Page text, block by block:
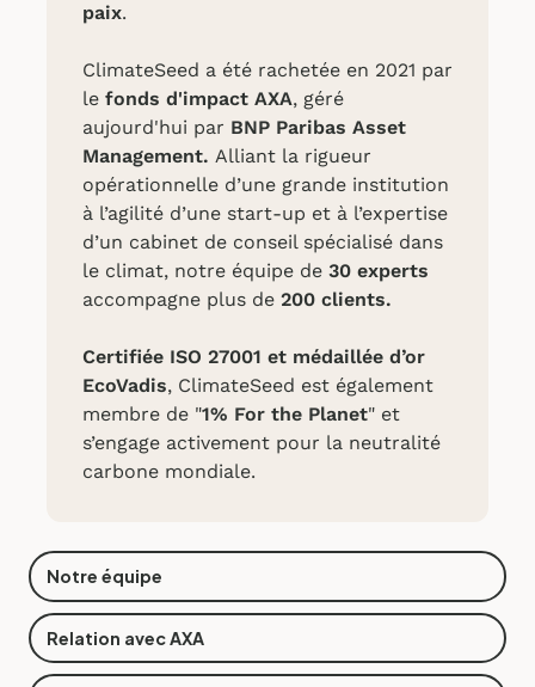
paix.
ClimateSeed a été rachetée en 2021 par
le fonds d'impact AXA, géré
aujourd'hui par BNP Paribas Asset
Management. Alliant la rigueur
opérationnelle d’une grande institution
à l’agilité d’une start-up et à l’expertise
d’un cabinet de conseil spécialisé dans
le climat, notre équipe de 30 experts
accompagne plus de 200 clients.
Certifiée ISO 27001 et médaillée d’or
EcoVadis, ClimateSeed est également
membre de "1% For the Planet" et
s’engage activement pour la neutralité
carbone mondiale.
Notre équipe
Relation avec AXA